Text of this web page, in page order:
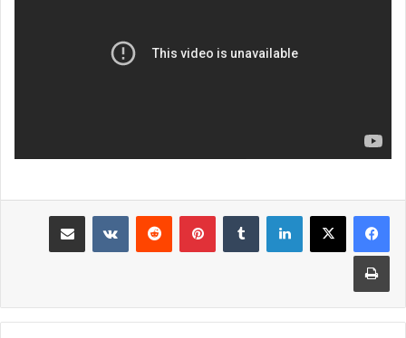
لينكدإن بينتيريست مشاركة عبر البريد
طباعة